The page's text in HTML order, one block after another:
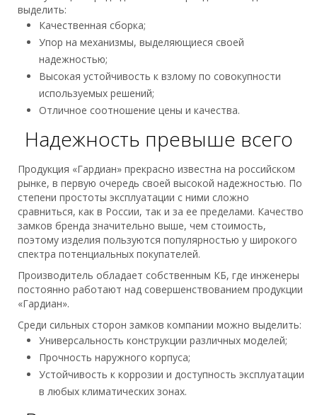
выделить:
Качественная сборка;
Упор на механизмы, выделяющиеся своей
надежностью;
Высокая устойчивость к взлому по совокупности
используемых решений;
Отличное соотношение цены и качества.
Надежность превыше всего
Продукция «Гардиан» прекрасно известна на российском
рынке, в первую очередь своей высокой надежностью. По
степени простоты эксплуатации с ними сложно
сравниться, как в России, так и за ее пределами. Качество
замков бренда значительно выше, чем стоимость,
поэтому изделия пользуются популярностью у широкого
спектра потенциальных покупателей.
Производитель обладает собственным КБ, где инженеры
постоянно работают над совершенствованием продукции
«Гардиан».
Среди сильных сторон замков компании можно выделить:
Универсальность конструкции различных моделей;
Прочность наружного корпуса;
Устойчивость к коррозии и доступность эксплуатации
в любых климатических зонах.